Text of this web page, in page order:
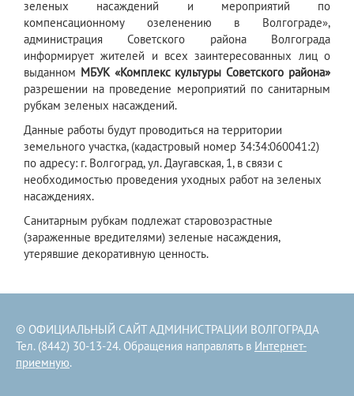
зеленых насаждений и мероприятий по
компенсационному озеленению в Волгограде»,
администрация Советского района Волгограда
информирует жителей и всех заинтересованных лиц о
выданном МБУК «Комплекс культуры Советского района»
разрешении на проведение мероприятий по санитарным
рубкам зеленых насаждений.
Данные работы будут проводиться на территории
земельного участка, (кадастровый номер 34:34:060041:2)
по адресу: г. Волгоград, ул. Даугавская, 1, в связи с
необходимостью проведения уходных работ на зеленых
насаждениях.
Санитарным рубкам подлежат старовозрастные
(зараженные вредителями) зеленые насаждения,
утерявшие декоративную ценность.
© ОФИЦИАЛЬНЫЙ САЙТ АДМИНИСТРАЦИИ ВОЛГОГРАДА
Тел. (8442) 30-13-24. Обращения направлять в Интернет-
приемную.